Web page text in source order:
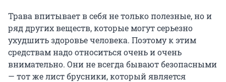
Трава впитывает в себя не только полезные, но и
ряд других веществ, которые могут серьезно
ухудшить здоровье человека. Поэтому к этим
средствам надо относиться очень и очень
внимательно. Они не всегда бывают безопасными
— тот же лист брусники, который является